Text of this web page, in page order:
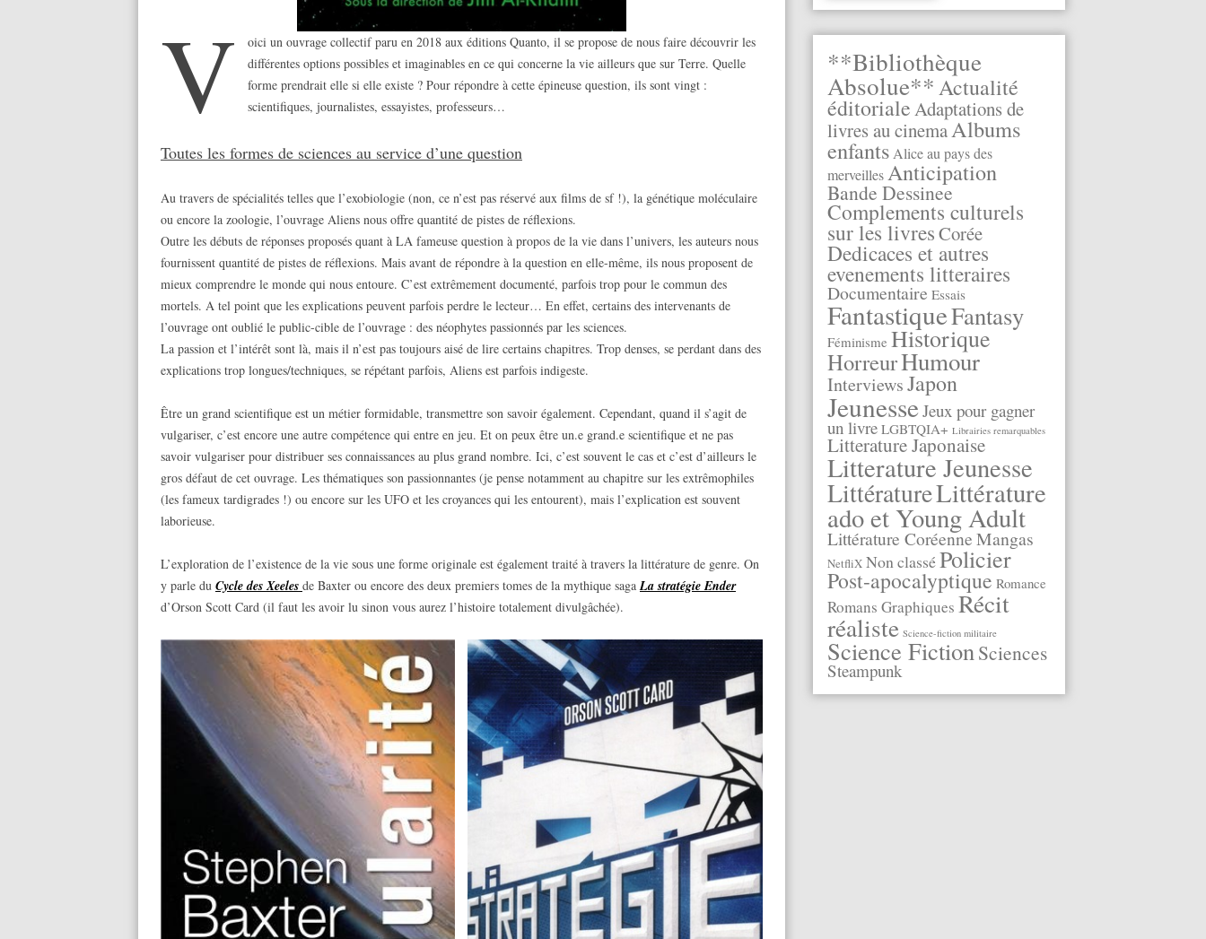
**Bibliothèque
Absolue**Actualité
éditorialeAdaptations de
livres au cinemaAlbums
enfantsAlice au pays des
merveillesAnticipation
Bande Dessinee
Complements culturels
sur les livresCorée
Dedicaces et autres
evenements litteraires
Documentaire Essais
FantastiqueFantasy
Féminisme Historique
HorreurHumour
InterviewsJapon
JeunesseJeux pour gagner
un livre LGBTQIA+ Librairies remarquables
Litterature Japonaise
Litterature Jeunesse
LittératureLittérature
ado et Young Adult
Littérature Coréenne Mangas
NetfliX Non classéPolicier
Post-apocalyptique Romance
Romans Graphiques Récit
réaliste Science-fiction militaire
Science FictionSciences
Steampunk
V
oici un ouvrage collectif paru en 2018 aux éditions Quanto, il se propose de nous faire découvrir les
différentes options possibles et imaginables en ce qui concerne la vie ailleurs que sur Terre. Quelle
forme prendrait elle si elle existe ? Pour répondre à cette épineuse question, ils sont vingt :
scientifiques, journalistes, essayistes, professeurs…
Toutes les formes de sciences au service d’une question
Au travers de spécialités telles que l’exobiologie (non, ce n’est pas réservé aux films de sf !), la génétique moléculaire
ou encore la zoologie, l’ouvrage Aliens nous offre quantité de pistes de réflexions.
Outre les débuts de réponses proposés quant à LA fameuse question à propos de la vie dans l’univers, les auteurs nous
fournissent quantité de pistes de réflexions. Mais avant de répondre à la question en elle-même, ils nous proposent de
mieux comprendre le monde qui nous entoure. C’est extrêmement documenté, parfois trop pour le commun des
mortels. A tel point que les explications peuvent parfois perdre le lecteur… En effet, certains des intervenants de
l’ouvrage ont oublié le public-cible de l’ouvrage : des néophytes passionnés par les sciences.
La passion et l’intérêt sont là, mais il n’est pas toujours aisé de lire certains chapitres. Trop denses, se perdant dans des
explications trop longues/techniques, se répétant parfois, Aliens est parfois indigeste.
Être un grand scientifique est un métier formidable, transmettre son savoir également. Cependant, quand il s’agit de
vulgariser, c’est encore une autre compétence qui entre en jeu. Et on peux être un.e grand.e scientifique et ne pas
savoir vulgariser pour distribuer ses connaissances au plus grand nombre. Ici, c’est souvent le cas et c’est d’ailleurs le
gros défaut de cet ouvrage. Les thématiques son passionnantes (je pense notamment au chapitre sur les extrêmophiles
(les fameux tardigrades !) ou encore sur les UFO et les croyances qui les entourent), mais l’explication est souvent
laborieuse.
L’exploration de l’existence de la vie sous une forme originale est également traité à travers la littérature de genre. On
y parle du Cycle desXeeles de Baxter ou encore des deux premiers tomes de la mythique sagaLa stratégie Ender
d’Orson Scott Card (il faut les avoir lu sinon vous aurez l’histoire totalement divulgâchée).